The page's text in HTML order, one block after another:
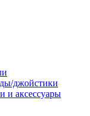
джойстики
и аксессуары